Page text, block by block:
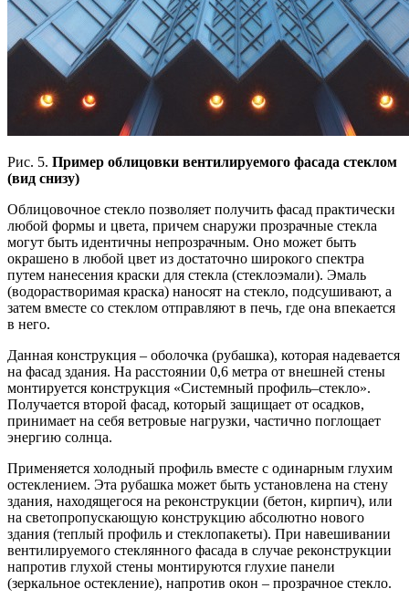
Рис. 5. Пример облицовки вентилируемого фасада стеклом
(вид снизу)
Облицовочное стекло позволяет получить фасад практически
любой формы и цвета, причем снаружи прозрачные стекла
могут быть идентичны непрозрачным. Оно может быть
окрашено в любой цвет из достаточно широкого спектра
путем нанесения краски для стекла (стеклоэмали). Эмаль
(водорастворимая краска) наносят на стекло, подсушивают, а
затем вместе со стеклом отправляют в печь, где она впекается
в него.
Данная конструкция – оболочка (рубашка), которая надевается
на фасад здания. На расстоянии 0,6 метра от внешней стены
монтируется конструкция «Системный профиль–стекло».
Получается второй фасад, который защищает от осадков,
принимает на себя ветровые нагрузки, частично поглощает
энергию солнца.
Применяется холодный профиль вместе с одинарным глухим
остеклением. Эта рубашка может быть установлена на стену
здания, находящегося на реконструкции (бетон, кирпич), или
на светопропускающую конструкцию абсолютно нового
здания (теплый профиль и стеклопакеты). При навешивании
вентилируемого стеклянного фасада в случае реконструкции
напротив глухой стены монтируются глухие панели
(зеркальное остекление), напротив окон – прозрачное стекло.